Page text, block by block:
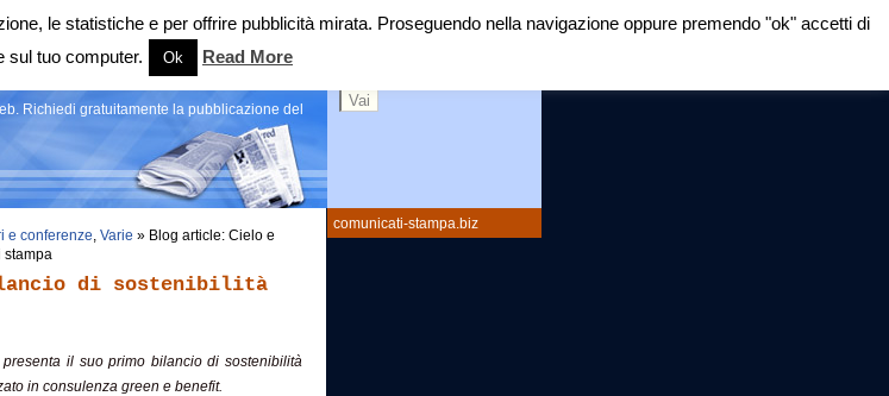
comunicati-stampa.biz
Richiedi gratuitamente la pubblicazione del
e conferenze, Varie » Blog article: Cielo e
stampa
di sostenibilità
il suo primo bilancio di sostenibilità
in consulenza green e benefit.
le statistiche e per offrire pubblicità mirata. Proseguendo nella navigazione oppure premendo "ok" accetti di
sul tuo computer.
Ok Read More